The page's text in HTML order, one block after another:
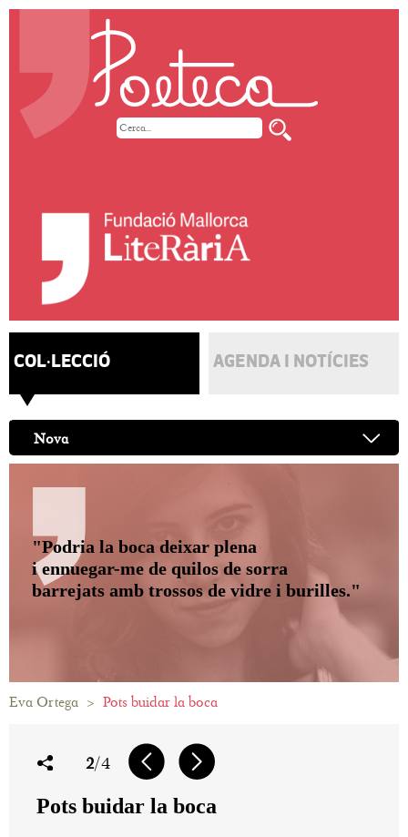
COL·LECCIÓ AGENDA I NOTÍCIES
Nova
"Podria la boca deixar plena
i ennuegar-me de quilos de sorra
barrejats amb trossos de vidre i burilles."
Eva Ortega > Pots buidar la boca
2/4
Pots buidar la boca